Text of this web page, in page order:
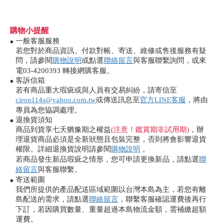
購物小提醒
● 一般客服服務
若您對於商品資訊、付款對帳、寄送、維修或售後服務有疑
問，請參閱購物說明或點選聯絡留言與客服聯繫詢問，或來
電03-4200393 轉接網購客服。
● 客訴信箱
若有商品重大瑕疵或與人員有交易糾紛，請寄信至
ciron114s@yahoo.com.tw或傳送訊息至官方LINE客服 ，將由
專員為您協調處理。
● 退換貨須知
商品到貨享七天猶豫期之權益(注意！鑑賞期非試用期) ，辦
理退貨商品必須是全新狀態且包裝完整，否則將會影響退貨
權限。詳細退換貨說明請參閱購物說明 。
若商品發生新品瑕疵之情形，您可申請更換新品，請點選聯
絡留言與客服聯繫。
● 寄送範圍
我們所提供的產品配送區域範圍以台灣本島為主，若您有離
島配送的需求，請點選聯絡留言 ，聯繫客服確認運費後再行
下訂，若因購買數量、重量超過本島物流金額，需補繳超額
運費。